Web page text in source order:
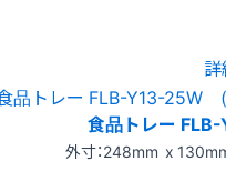
食品トレー
外寸：248mm x